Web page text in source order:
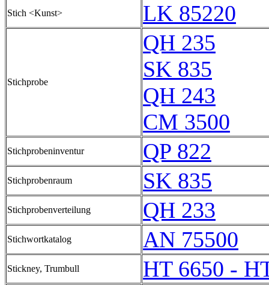
Stich <Kunst> LK 85220
Stichprobe
QH 235
SK 835
QH 243
CM 3500
Stichprobeninventur QP 822
Stichprobenraum SK 835
Stichprobenverteilung QH 233
Stichwortkatalog AN 75500
Stickney, Trumbull HT 6650 -